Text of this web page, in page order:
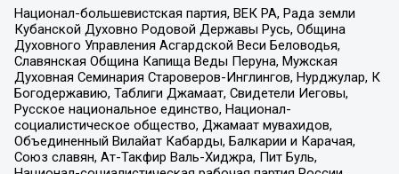
Национал-большевистская партия, ВЕК РА, Рада земли
Кубанской Духовно Родовой Державы Русь, Община
Духовного Управления Асгардской Веси Беловодья,
Славянская Община Капища Веды Перуна, Мужская
Духовная Семинария Староверов-Инглингов, Нурджулар, К
Богодержавию, Таблиги Джамаат, Свидетели Иеговы,
Русское национальное единство, Национал-
социалистическое общество, Джамаат мувахидов,
Объединенный Вилайат Кабарды, Балкарии и Карачая,
Союз славян, Ат-Такфир Валь-Хиджра, Пит Буль,